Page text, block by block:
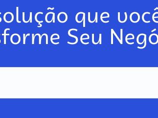
que
Seu